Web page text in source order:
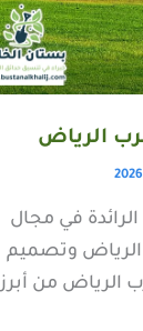
الرياض
في مجال
وتصميم
الرياض من أبرز